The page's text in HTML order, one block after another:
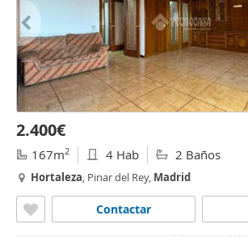
2.400€
167m2 4 Hab 2 Baños
Hortaleza, Pinar del Rey, Madrid
Contactar